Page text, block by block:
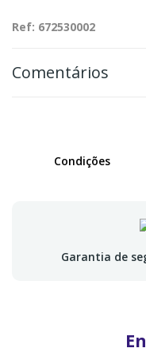
Ref: 672530002
Comentários
Condições
Garantia de